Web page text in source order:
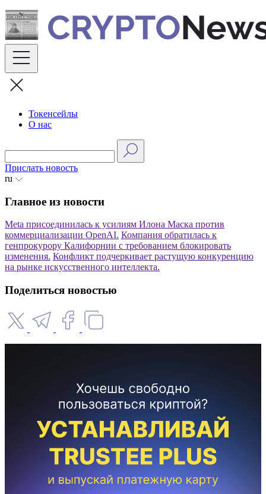
Skip
to
content
Токенсейлы
О нас
Прислать новость
ru
Главное из новости
Meta присоединилась к усилиям Илона Маска против
коммерциализации OpenAI. Компания обратилась к
генпрокурору Калифорнии с требованием блокировать
изменения. Конфликт подчеркивает растущую конкуренцию
на рынке искусственного интеллекта.
Поделиться новостью